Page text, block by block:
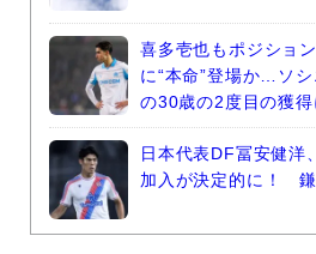
喜多壱也もポジショ
に“本命”登場か…ソ
の30歳の2度目の獲得
日本代表DF冨安健洋
加入が決定的に！